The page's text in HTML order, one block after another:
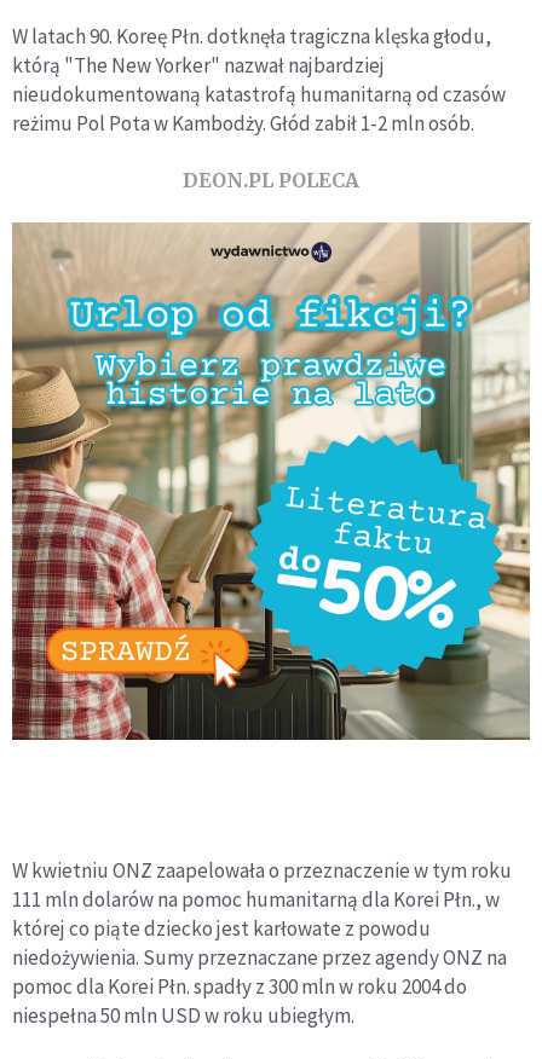
W latach 90. Koreę Płn. dotknęła tragiczna klęska głodu,
którą "The New Yorker" nazwał najbardziej
nieudokumentowaną katastrofą humanitarną od czasów
reżimu Pol Pota w Kambodży. Głód zabił 1-2 mln osób.
DEON.PL POLECA
W kwietniu ONZ zaapelowała o przeznaczenie w tym roku
111 mln dolarów na pomoc humanitarną dla Korei Płn., w
której co piąte dziecko jest karłowate z powodu
niedożywienia. Sumy przeznaczane przez agendy ONZ na
pomoc dla Korei Płn. spadły z 300 mln w roku 2004 do
niespełna 50 mln USD w roku ubiegłym.